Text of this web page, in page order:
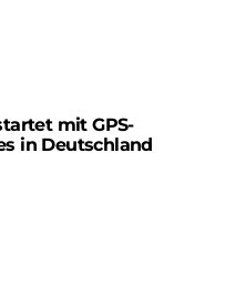
mit GPS-
in Deutschland